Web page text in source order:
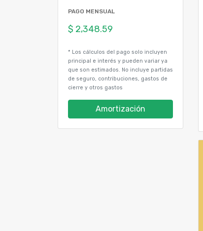
PAGO MENSUAL
* Los cálculos del pago solo incluyen
principal e interés y pueden variar ya
que son estimados. No incluye partidas
de seguro, contribuciones, gastos de
cierre y otros gastos
Amortización